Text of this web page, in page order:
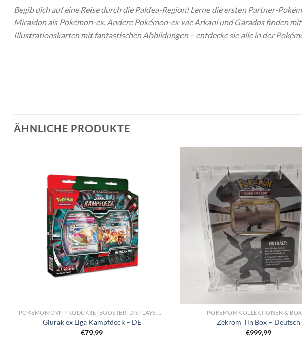
Begib dich auf eine Reise durch die Paldea-Region! Lerne die ersten Partner-
Miraidon als Pokémon-ex. Andere Pokémon-ex wie Arkani und Garados finden
Illustrationskarten mit fantastischen Abbildungen – entdecke sie alle in der
ÄHNLICHE PRODUKTE
Glurak ex Liga Kampfdeck – DE
€79,99
POKEMON KOLLEKTIONEN &
Zekrom Tin Box – Deutsch
€999,99